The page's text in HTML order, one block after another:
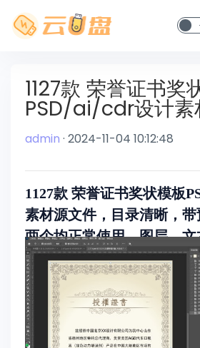
1127款 荣誉证书奖
PSD/ai/cdr设计素
admin · 2024-11-04 10:12:48
1127款 荣誉证书奖状模板
素材源文件，目录清晰，
两个均正常使用，图层，
辑。